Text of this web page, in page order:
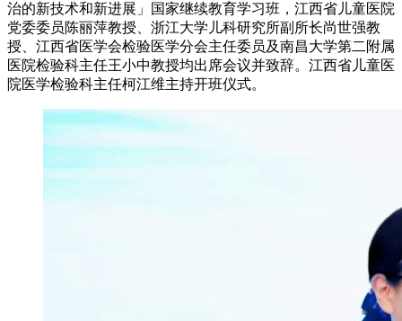
治的新技术和新进展」国家继续教育学习班，江西省儿童医院
党委委员陈丽萍教授、浙江大学儿科研究所副所长尚世强教
授、江西省医学会检验医学分会主任委员及南昌大学第二附属
医院检验科主任王小中教授均出席会议并致辞。江西省儿童医
院医学检验科主任柯江维主持开班仪式。